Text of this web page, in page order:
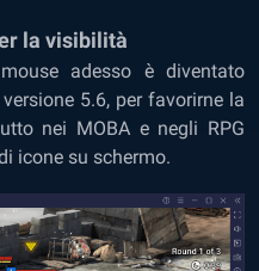
la visibilità
adesso è diventato
5.6, per favorirne la
nei MOBA e negli RPG
icone su schermo.